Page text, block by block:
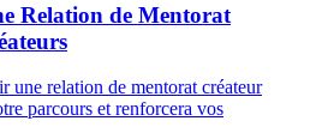
Relation de Mentorat
une relation de mentorat créateur
parcours et renforcera vos